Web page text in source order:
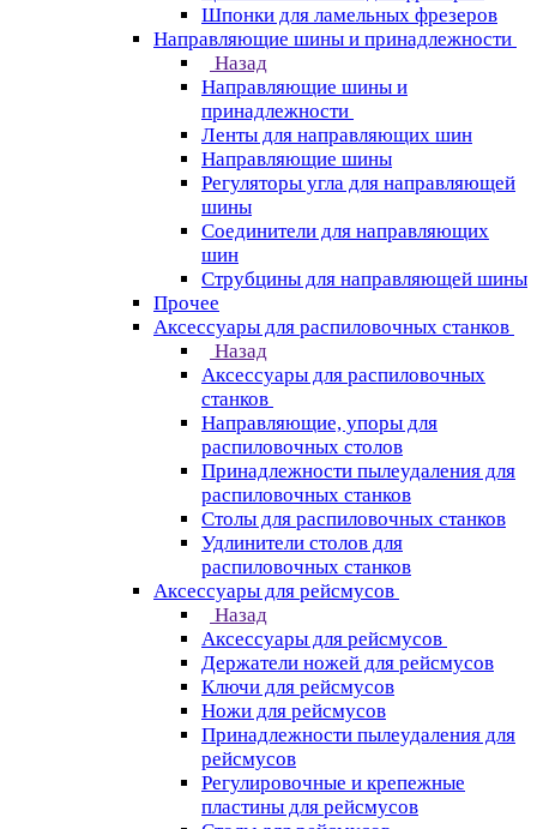
Шпонки для ламельных фрезеров
Направляющие шины и принадлежности
Назад
Направляющие шины и
принадлежности
Ленты для направляющих шин
Направляющие шины
Регуляторы угла для направляющей
шины
Соединители для направляющих
шин
Струбцины для направляющей шины
Прочее
Аксессуары для распиловочных станков
Назад
Аксессуары для распиловочных
станков
Направляющие, упоры для
распиловочных столов
Принадлежности пылеудаления для
распиловочных станков
Столы для распиловочных станков
Удлинители столов для
распиловочных станков
Аксессуары для рейсмусов
Назад
Аксессуары для рейсмусов
Держатели ножей для рейсмусов
Ключи для рейсмусов
Ножи для рейсмусов
Принадлежности пылеудаления для
рейсмусов
Регулировочные и крепежные
пластины для рейсмусов